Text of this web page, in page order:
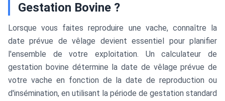
Gestation Bovine ?
Lorsque vous faites reproduire une vache, connaître la
date prévue de vêlage devient essentiel pour planifier
l'ensemble de votre exploitation. Un calculateur de
gestation bovine détermine la date de vêlage prévue de
votre vache en fonction de la date de reproduction ou
d'insémination, en utilisant la période de gestation standard